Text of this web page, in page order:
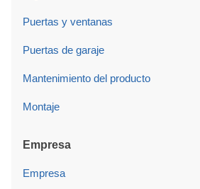
Puertas y ventanas
Puertas de garaje
Mantenimiento del producto
Montaje
Empresa
Empresa